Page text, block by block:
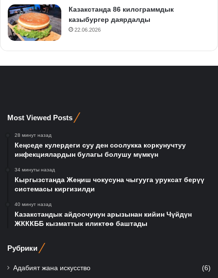
Казакстанда 86 килограммдык
казыбургер даярдалды
22.06.2026
Most Viewed Posts
28 минут назад
Кеңседе кулердеги суу ден соолукка коркунучтуу
инфекциялардын булагы болушу мүмкүн
34 минуты назад
Кыргызстанда Жеңиш чокусуна чыгууга уруксат берүү
системасы киргизилди
40 минут назад
Казакстандык айдоочунун арызынан кийин Чүйдүн
ЖКККББ кызматтык иликтөө баштады
Рубрики
Адабият жана искусство (6)